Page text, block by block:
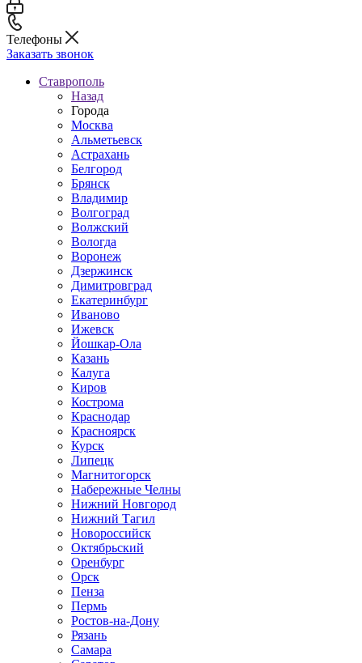
Телефоны
Заказать звонок
Ставрополь
Назад
Города
Москва
Альметьевск
Астрахань
Белгород
Брянск
Владимир
Волгоград
Волжский
Вологда
Воронеж
Дзержинск
Димитровград
Екатеринбург
Иваново
Ижевск
Йошкар-Ола
Казань
Калуга
Киров
Кострома
Краснодар
Красноярск
Курск
Липецк
Магнитогорск
Набережные Челны
Нижний Новгород
Нижний Тагил
Новороссийск
Октябрьский
Оренбург
Орск
Пенза
Пермь
Ростов-на-Дону
Рязань
Самара